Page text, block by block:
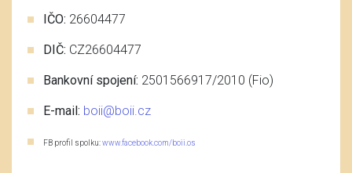
IČO: 26604477
DIČ: CZ26604477
Bankovní spojení: 2501566917/2010 (Fio)
E-mail: boii@boii.cz
FB profil spolku:www.facebook.com/boii.os